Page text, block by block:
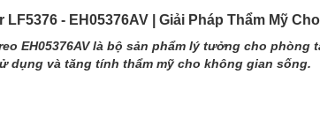
- EH05376AV | Giải Pháp Thẩm Mỹ
EH05376AV là bộ sản phẩm lý tưởng cho
dụng và tăng tính thẩm mỹ cho không gian sống.